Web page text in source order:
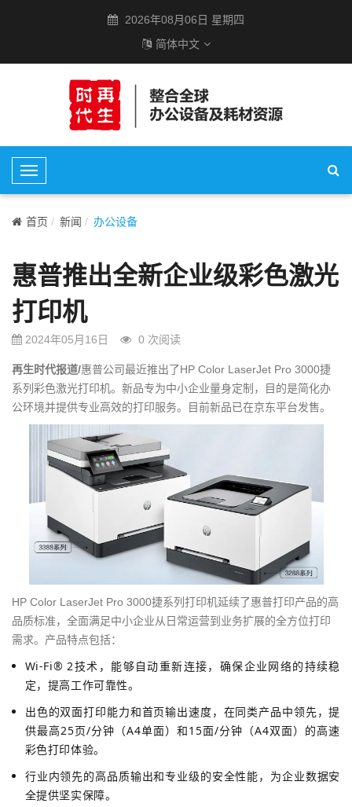
2026年08月06日 星期四
简体中文
T
o
g
e
N
a
v
i
g
a
t
首页 新闻 办公设备
惠普推出全新企业级彩色激光
打印机
2024年05月16日 0 次阅读
再生时代报道/惠普公司最近推出了HP Color LaserJet Pro 3000捷
系列彩色激光打印机。新品专为中小企业量身定制，目的是简化办
公环境并提供专业高效的打印服务。目前新品已在京东平台发售。
HP Color LaserJet Pro 3000捷系列打印机延续了惠普打印产品的高
品质标准，全面满足中小企业从日常运营到业务扩展的全方位打印
需求。产品特点包括：
Wi-Fi® 2技术，能够自动重新连接，确保企业网络的持续稳
定，提高工作可靠性。
出色的双面打印能力和首页输出速度，在同类产品中领先，提
供最高25页/分钟（A4单面）和15面/分钟（A4双面）的高速
彩色打印体验。
行业内领先的高品质输出和专业级的安全性能，为企业数据安
全提供坚实保障。